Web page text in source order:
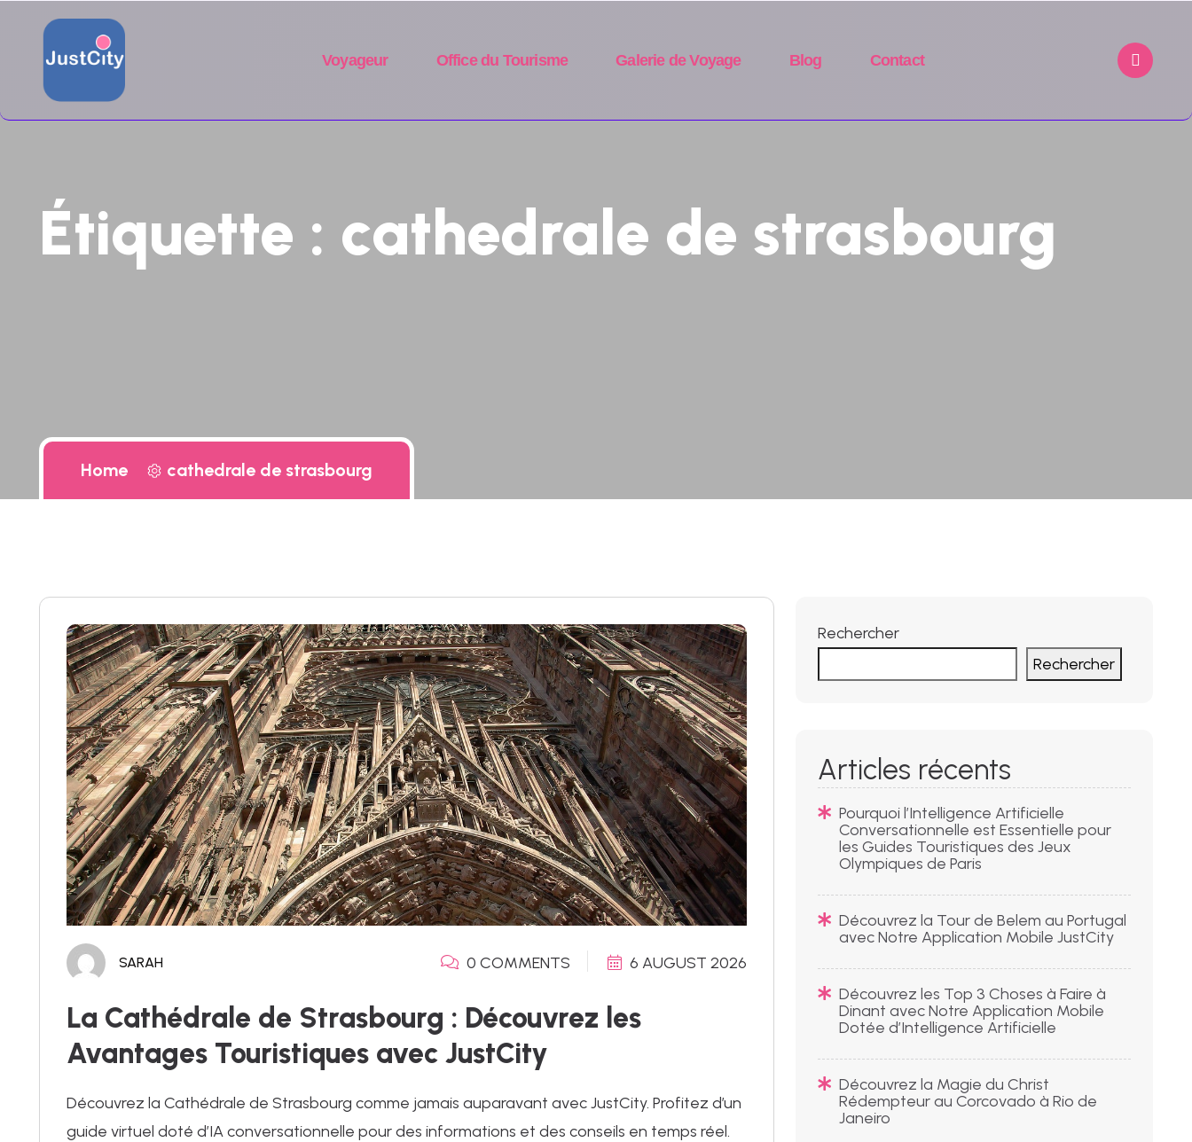
Voyageur Office du Tourisme Galerie de Voyage Blog Contact
Étiquette : cathedrale de strasbourg
Home cathedrale de strasbourg
SARAH 0 COMMENTS 6 AUGUST 2026
La Cathédrale de Strasbourg : Découvrez les
Avantages Touristiques avec JustCity
Découvrez la Cathédrale de Strasbourg comme jamais auparavant avec JustCity. Profitez d’un
guide virtuel doté d’IA conversationnelle pour des informations et des conseils en temps réel.
Rechercher
Rechercher
Articles récents
Pourquoi l’Intelligence Artificielle
Conversationnelle est Essentielle pour
les Guides Touristiques des Jeux
Olympiques de Paris
Découvrez la Tour de Belem au Portugal
avec Notre Application Mobile JustCity
Découvrez les Top 3 Choses à Faire à
Dinant avec Notre Application Mobile
Dotée d’Intelligence Artificielle
Découvrez la Magie du Christ
Rédempteur au Corcovado à Rio de
Janeiro